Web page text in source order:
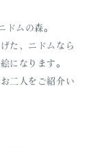
ドムの森。
た、ニドムなら
になります。
二人をご紹介い